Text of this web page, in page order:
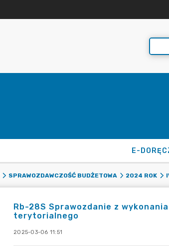
E-
SPRAWOZDAWCZOŚĆ BUDŻETOWA 2024 ROK
Rb-28S Sprawozdanie z
terytorialnego
2025-03-06 11:51